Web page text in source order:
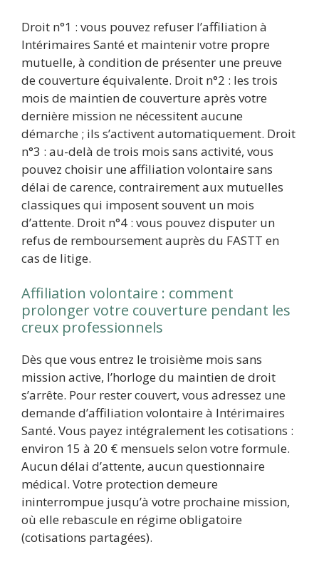
Droit n°1 : vous pouvez refuser l’affiliation à
Intérimaires Santé et maintenir votre propre
mutuelle, à condition de présenter une preuve
de couverture équivalente. Droit n°2 : les trois
mois de maintien de couverture après votre
dernière mission ne nécessitent aucune
démarche ; ils s’activent automatiquement. Droit
n°3 : au-delà de trois mois sans activité, vous
pouvez choisir une affiliation volontaire sans
délai de carence, contrairement aux mutuelles
classiques qui imposent souvent un mois
d’attente. Droit n°4 : vous pouvez disputer un
refus de remboursement auprès du FASTT en
cas de litige.
Affiliation volontaire : comment
prolonger votre couverture pendant les
creux professionnels
Dès que vous entrez le troisième mois sans
mission active, l’horloge du maintien de droit
s’arrête. Pour rester couvert, vous adressez une
demande d’affiliation volontaire à Intérimaires
Santé. Vous payez intégralement les cotisations :
environ 15 à 20 € mensuels selon votre formule.
Aucun délai d’attente, aucun questionnaire
médical. Votre protection demeure
ininterrompue jusqu’à votre prochaine mission,
où elle rebascule en régime obligatoire
(cotisations partagées).